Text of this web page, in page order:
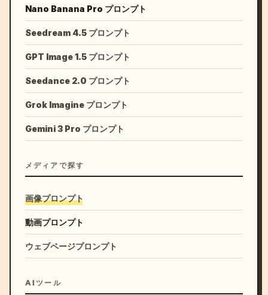
Nano Banana Pro プロンプト
Seedream 4.5 プロンプト
GPT Image 1.5 プロンプト
Seedance 2.0 プロンプト
Grok Imagine プロンプト
Gemini 3 Pro プロンプト
メディアで探す
画像プロンプト
動画プロンプト
ウェブページプロンプト
AIツール